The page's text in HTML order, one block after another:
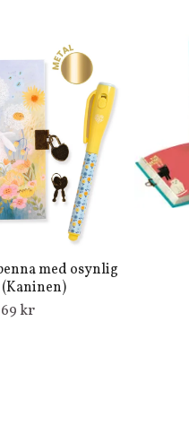
med osynlig
kr